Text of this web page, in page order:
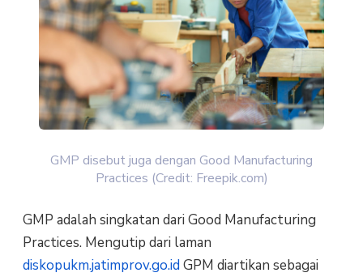
GMP disebut juga dengan Good Manufacturing
Practices (Credit: Freepik.com)
GMP adalah singkatan dari Good Manufacturing
Practices. Mengutip dari laman
diskopukm.jatimprov.go.id GPM diartikan sebagai